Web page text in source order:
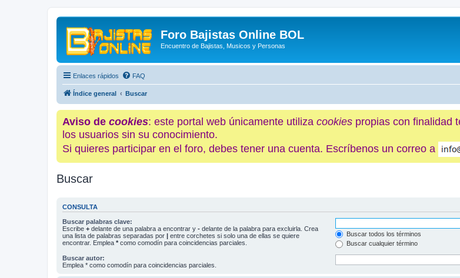
Foro Bajistas Online BOL
Encuentro de Bajistas, Musicos y Personas
Enlaces rápidos FAQ
Índice general Buscar
Aviso de cookies: este portal web únicamente utiliza cookies propias con finalidad
los usuarios sin su conocimiento.
Si quieres participar en el foro, debes tener una cuenta. Escríbenos un correo a
Buscar
CONSULTA
Buscar palabras clave:
Escribe + delante de una palabra a encontrar y - delante de la palabra para excluirla. Crea
una lista de palabras separadas por | entre corchetes si solo una de ellas se quiere
encontrar. Emplea * como comodín para coincidencias parciales.
Buscar todos los términos
Buscar cualquier término
Buscar autor:
Emplea * como comodín para coincidencias parciales.